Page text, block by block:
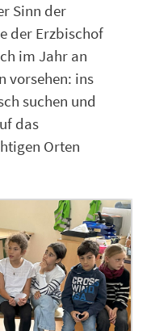
Sinn der
der Erzbischof
im Jahr an
vorsehen: ins
suchen und
das
Orten